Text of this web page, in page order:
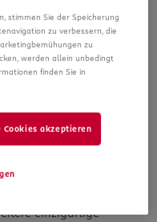
einzigartige
stimmen Sie der Speicherung
zu verbessern, die
zu
werden allein unbedingt
finden Sie in
Cookies akzeptieren